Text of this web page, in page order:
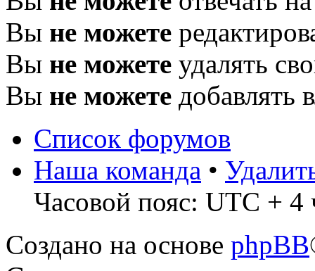
Вы не можете
Вы не можете удалять
Вы не можете добавлять
Список форумов
Наша команда •
Часовой пояс: UTC + 4
Создано на основе phpBB